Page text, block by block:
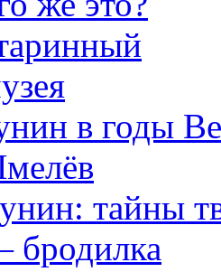
в годы
тайны